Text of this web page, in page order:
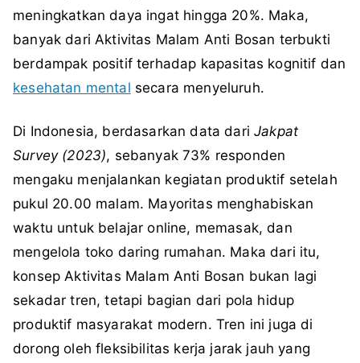
meningkatkan daya ingat hingga 20%. Maka,
banyak dari Aktivitas Malam Anti Bosan terbukti
berdampak positif terhadap kapasitas kognitif dan
kesehatan mental secara menyeluruh.
Di Indonesia, berdasarkan data dariJakpat
Survey (2023), sebanyak 73% responden
mengaku menjalankan kegiatan produktif setelah
pukul 20.00 malam. Mayoritas menghabiskan
waktu untuk belajar online, memasak, dan
mengelola toko daring rumahan. Maka dari itu,
konsep Aktivitas Malam Anti Bosan bukan lagi
sekadar tren, tetapi bagian dari pola hidup
produktif masyarakat modern. Tren ini juga di
dorong oleh fleksibilitas kerja jarak jauh yang